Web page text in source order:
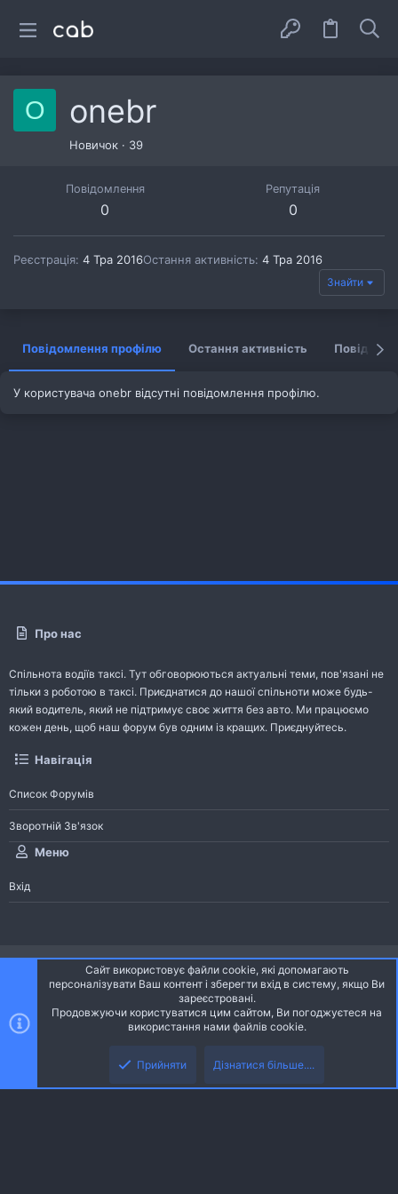
O onebr
Новичок · 39
Повідомлення
0
Репутація
0
Реєстрація 4 Тра 2016Остання активність 4 Тра 2016
Знайти
Повідомлення профілю Остання активність
У користувача onebr відсутні повідомлення профілю.
Про нас
Спільнота водіїв таксі. Тут обговорюються актуальні теми, пов'язані не
тільки з роботою в таксі. Приєднатися до нашої спільноти може будь-
який водитель, який не підтримує своє життя без авто. Ми працюємо
кожен день, щоб наш форум був одним із кращих. Приєднуйтесь.
Навігація
Список Форумів
Зворотній Зв'язок
Меню
Вхід
Ніч
Українська (UA)
S
Community platform by XenForo® © 2010-2026 XenForo Ltd.
Community platform by XenForo © 2010-2022 XenForo Ltd. | dev: Pages
Сайт використовує файли cookie, які допомагають
персоналізувати Ваш контент і зберегти вхід в систему, якщо Ви
зареєстровані.
Продовжуючи користуватися цим сайтом, Ви погоджуєтеся на
використання нами файлів cookie.
Прийняти Дізнатися більше....